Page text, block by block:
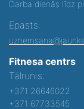
Darba dienās līdz
Epasts:
Fitnesa centrs
Tālrunis:
+371 26646022
+371 67733545